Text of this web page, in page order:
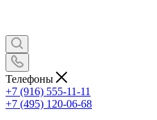
Телефоны
+7 (916) 555-11-11
+7 (495) 120-06-68